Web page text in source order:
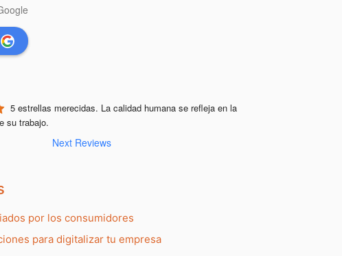
5 estrellas merecidas. La calidad humana se refleja en la
su trabajo.
Next Reviews
por los consumidores
para digitalizar tu empresa